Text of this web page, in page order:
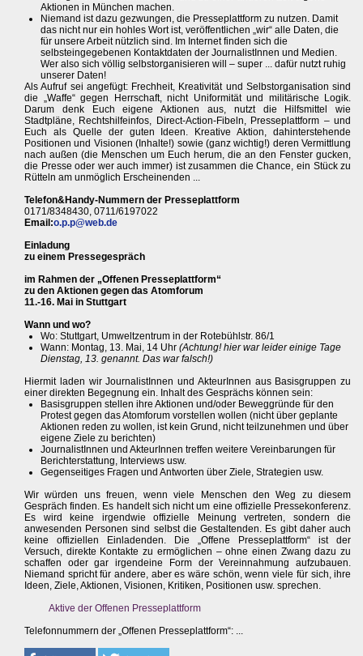
Aktionen in München machen.
Niemand ist dazu gezwungen, die Presseplattform zu nutzen. Damit
das nicht nur ein hohles Wort ist, veröffentlichen „wir“ alle Daten, die
für unsere Arbeit nützlich sind. Im Internet finden sich die
selbsteingegebenen Kontaktdaten der JournalistInnen und Medien.
Wer also sich völlig selbstorganisieren will – super ... dafür nutzt ruhig
unserer Daten!
Als Aufruf sei angefügt: Frechheit, Kreativität und Selbstorganisation sind
die „Waffe“ gegen Herrschaft, nicht Uniformität und militärische Logik.
Darum denk Euch eigene Aktionen aus, nutzt die Hilfsmittel wie
Stadtpläne, Rechtshilfeinfos, Direct-Action-Fibeln, Presseplattform – und
Euch als Quelle der guten Ideen. Kreative Aktion, dahinterstehende
Positionen und Visionen (Inhalte!) sowie (ganz wichtig!) deren Vermittlung
nach außen (die Menschen um Euch herum, die an den Fenster gucken,
die Presse oder wer auch immer) ist zusammen die Chance, ein Stück zu
Rütteln am unmöglich Erscheinenden ...
Telefon&Handy-Nummern der Presseplattform
0171/8348430, 0711/6197022
Email:o.p.p@web.de
Einladung
zu einem Pressegespräch
im Rahmen der „Offenen Presseplattform“
zu den Aktionen gegen das Atomforum
11.-16. Mai in Stuttgart
Wann und wo?
Wo: Stuttgart, Umweltzentrum in der Rotebühlstr. 86/1
Wann: Montag, 13. Mai, 14 Uhr (Achtung! hier war leider einige Tage
Dienstag, 13. genannt. Das war falsch!)
Hiermit laden wir JournalistInnen und AkteurInnen aus Basisgruppen zu
einer direkten Begegnung ein. Inhalt des Gesprächs können sein:
Basisgruppen stellen ihre Aktionen und/oder Beweggründe für den
Protest gegen das Atomforum vorstellen wollen (nicht über geplante
Aktionen reden zu wollen, ist kein Grund, nicht teilzunehmen und über
eigene Ziele zu berichten)
JournalistInnen und AkteurInnen treffen weitere Vereinbarungen für
Berichterstattung, Interviews usw.
Gegenseitiges Fragen und Antworten über Ziele, Strategien usw.
Wir würden uns freuen, wenn viele Menschen den Weg zu diesem
Gespräch finden. Es handelt sich nicht um eine offizielle Pressekonferenz.
Es wird keine irgendwie offizielle Meinung vertreten, sondern die
anwesenden Personen sind selbst die Gestaltenden. Es gibt daher auch
keine offiziellen Einladenden. Die „Offene Presseplattform“ ist der
Versuch, direkte Kontakte zu ermöglichen – ohne einen Zwang dazu zu
schaffen oder gar irgendeine Form der Vereinnahmung aufzubauen.
Niemand spricht für andere, aber es wäre schön, wenn viele für sich, ihre
Ideen, Ziele, Aktionen, Visionen, Kritiken, Positionen usw. sprechen.
Aktive der Offenen Presseplattform
Telefonnummern der „Offenen Presseplattform“: ...